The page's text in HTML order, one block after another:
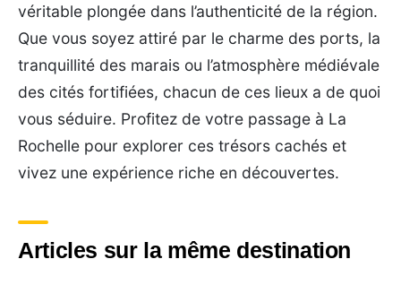
véritable plongée dans l’authenticité de la région.
Que vous soyez attiré par le charme des ports, la
tranquillité des marais ou l’atmosphère médiévale
des cités fortifiées, chacun de ces lieux a de quoi
vous séduire. Profitez de votre passage à La
Rochelle pour explorer ces trésors cachés et
vivez une expérience riche en découvertes.
Articles sur la même destination